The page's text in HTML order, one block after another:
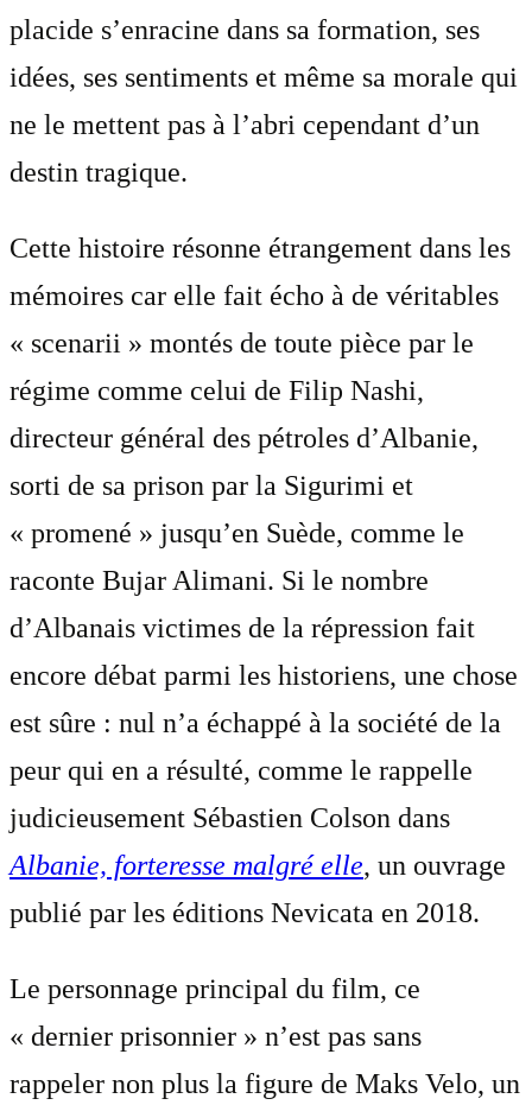
placide s’enracine dans sa formation, ses
idées, ses sentiments et même sa morale qui
ne le mettent pas à l’abri cependant d’un
destin tragique.
Cette histoire résonne étrangement dans les
mémoires car elle fait écho à de véritables
« scenarii » montés de toute pièce par le
régime comme celui de Filip Nashi,
directeur général des pétroles d’Albanie,
sorti de sa prison par la Sigurimi et
« promené » jusqu’en Suède, comme le
raconte Bujar Alimani. Si le nombre
d’Albanais victimes de la répression fait
encore débat parmi les historiens, une chose
est sûre : nul n’a échappé à la société de la
peur qui en a résulté, comme le rappelle
judicieusement Sébastien Colson dans
Albanie, forteresse malgré elle, un ouvrage
publié par les éditions Nevicata en 2018.
Le personnage principal du film, ce
« dernier prisonnier » n’est pas sans
rappeler non plus la figure de Maks Velo, un